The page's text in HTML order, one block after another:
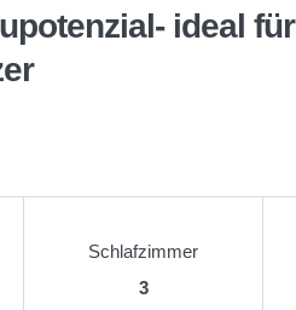
ideal für
Schlafzimmer
3